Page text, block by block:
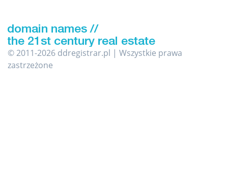
© 2011-2026 ddregistrar.pl | Wszystkie prawa
zastrzeżone